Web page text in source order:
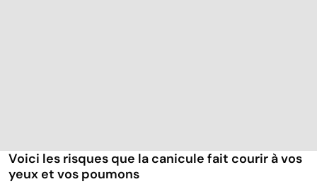
Voici les risques que la canicule fait courir à vos
yeux et vos poumons